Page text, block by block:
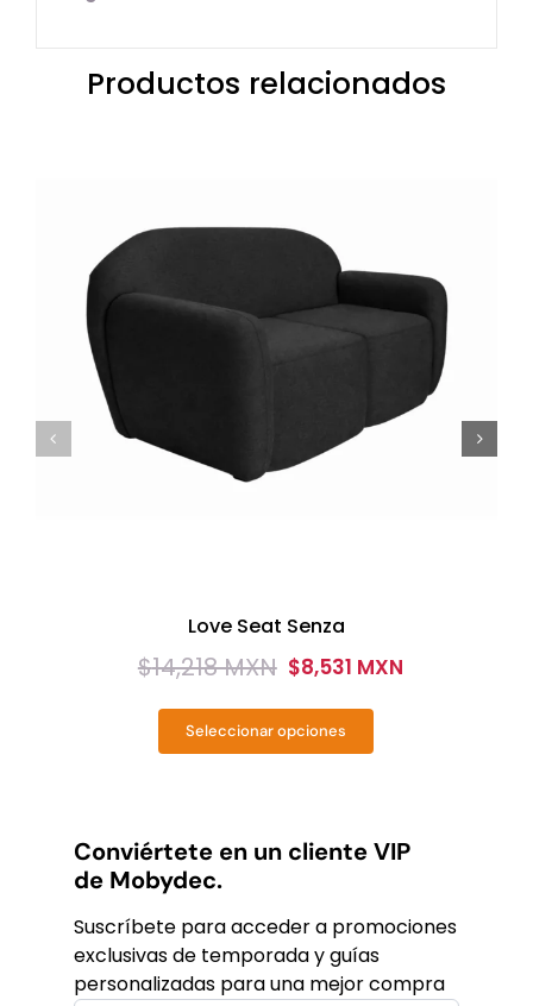
Productos relacionados
Love Seat Senza
$14,218 MXN
Original
price
$8,531 MXN
Current
price
Seleccionar opciones
Este
variantes.
Las
se
pueden
elegir
en
Conviértete en un cliente VIP
de Mobydec.
Suscríbete para acceder a promociones
exclusivas de temporada y guías
personalizadas para una mejor compra